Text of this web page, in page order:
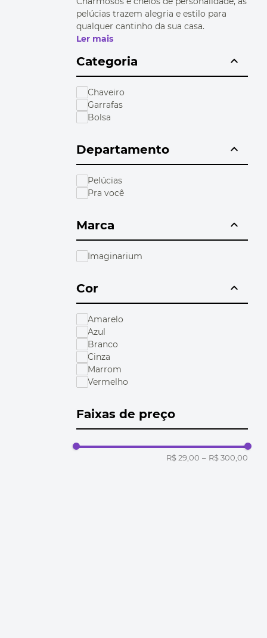
pelúcias trazem alegria e estilo para
qualquer cantinho da sua casa.
Ler mais
Categoria
Chaveiro
Garrafas
Bolsa
Departamento
Pelúcias
Pra você
Marca
Imaginarium
Cor
Amarelo
Azul
Branco
Cinza
Marrom
Vermelho
Faixas de preço
R$ 29,00 – R$ 300,00
10º bolsa termica